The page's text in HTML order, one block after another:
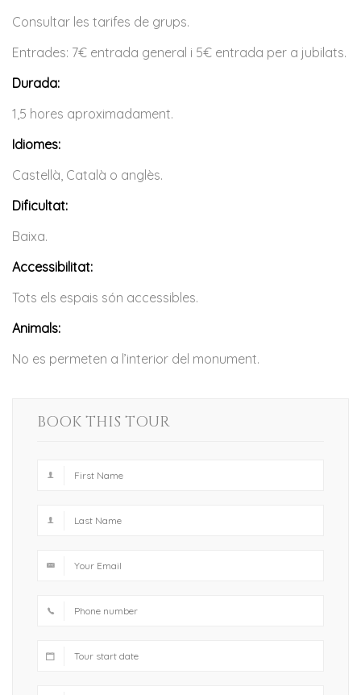
Consultar les tarifes de grups.
Entrades: 7€ entrada general i 5€ entrada per a jubilats.
Durada:
1,5 hores aproximadament.
Idiomes:
Castellà, Català o anglès.
Dificultat:
Baixa.
Accessibilitat:
Tots els espais són accessibles.
Animals:
No es permeten a l’interior del monument.
BOOK THIS TOUR